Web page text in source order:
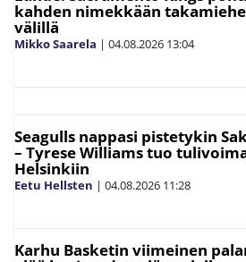
kahden nimekkään
välillä
Mikko Saarela | 04.08.2026 13:04
Seagulls nappasi pistetykin
– Tyrese Williams tuo
Helsinkiin
Eetu Hellsten | 04.08.2026 11:28
Karhu Basketin viimeinen